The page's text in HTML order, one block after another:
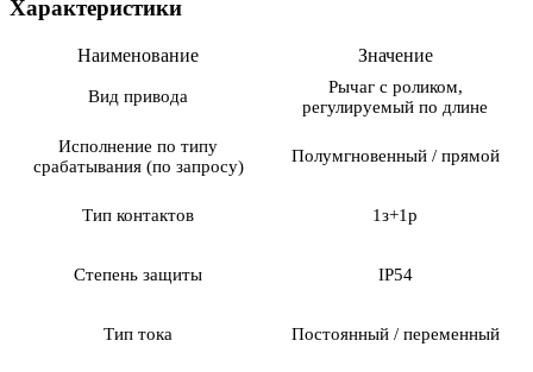
Характеристики
Наименование Значение
Вид привода
Рычаг с роликом,
регулируемый по длине
Исполнение по типу
срабатывания (по запросу)
Полумгновенный / прямой
Тип контактов 1з+1р
Степень защиты IP54
Тип тока Постоянный / переменный